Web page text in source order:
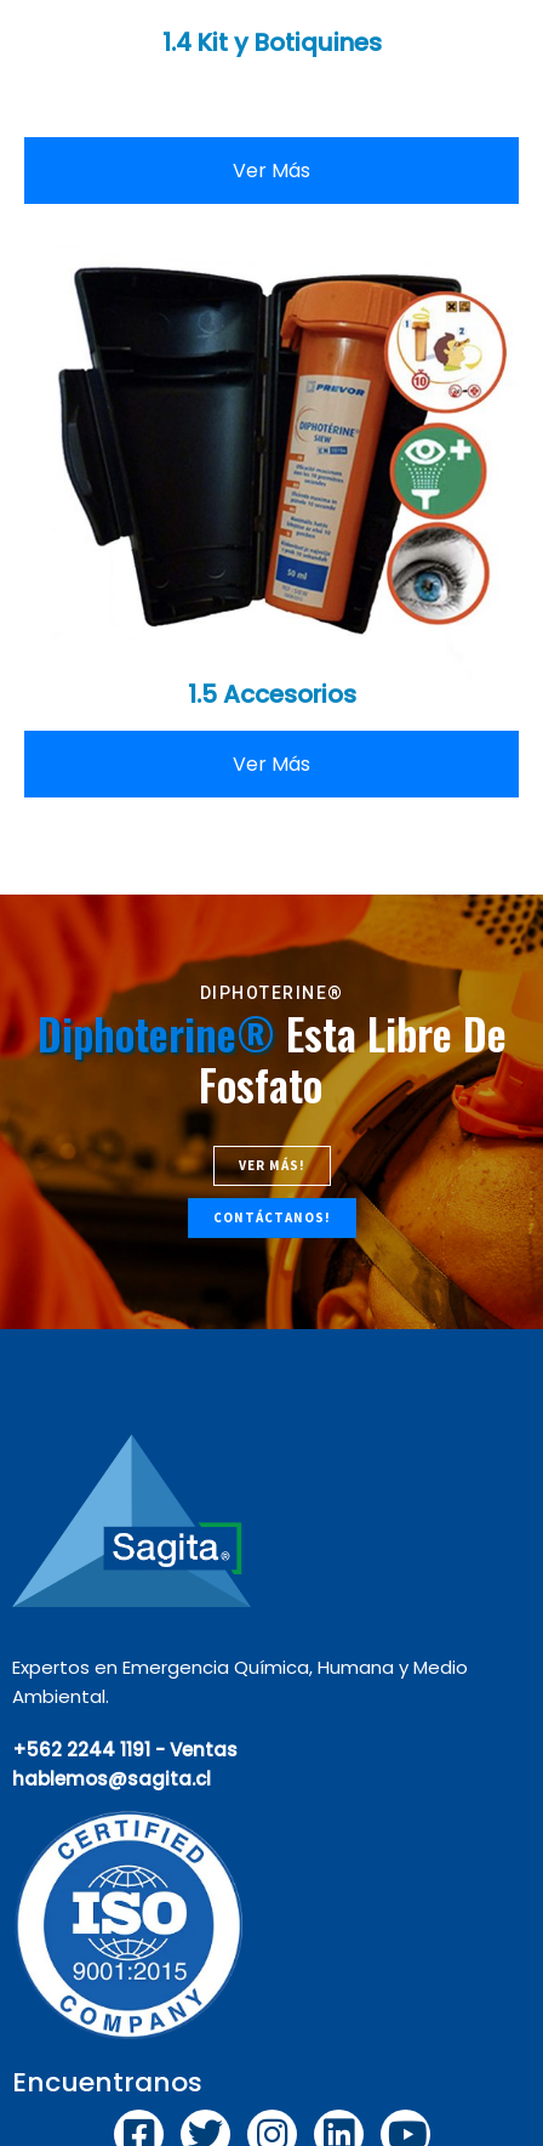
1.4 Kit y Botiquines
Ver Más
1.5 Accesorios
Ver Más
DIPHOTERINE®
Diphoterine®Esta Libre De
Fosfato
VER MÁS!
CONTÁCTANOS!
Expertos en Emergencia Química, Humana y Medio
Ambiental.
+562 2244 1191 - Ventas
hablemos@sagita.cl
Encuentranos